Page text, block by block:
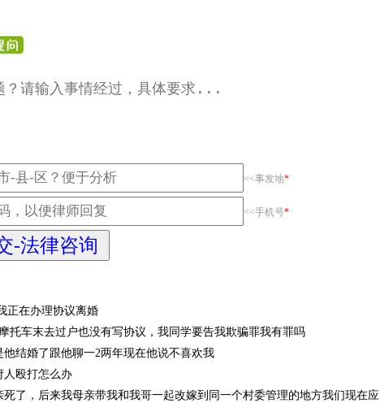
<<事发地*
<<手机号*
正在办理协议离婚
托车末去过户也没有写协议，我同学要告我欺骗罪我有罪吗
他结婚了跟他聊一2两年现在他说不喜欢我
人殴打怎么办
死了，后来我母亲带我和我哥一起改嫁到同一个村委管理的地方我们现在应